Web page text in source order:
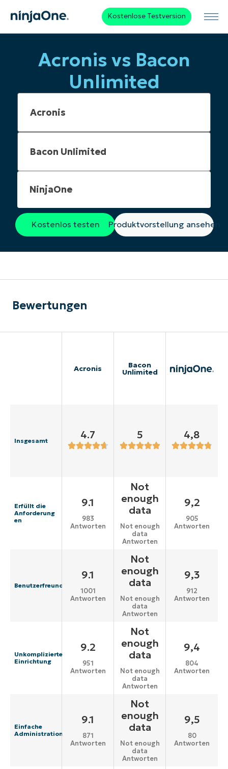
Kostenlose Testversion
Acronis vs Bacon
Unlimited
NinjaOne
Kostenlos testen Produktvorstellung ansehen
Bewertungen
Acronis Bacon
Unlimited
Insgesamt 4.7 5 4,8
Erfüllt die
Anforderung
en
9.1
983
Antworten
Not
enough
data
Not enough
data
Antworten
9,2
905
Antworten
Benutzerfreundlichkeit
9.1
1001
Antworten
Not
enough
data
Not enough
data
Antworten
9,3
912
Antworten
Unkomplizierte
Einrichtung
9.2
951
Antworten
Not
enough
data
Not enough
data
Antworten
9,4
804
Antworten
Einfache
Administration
9.1
871
Antworten
Not
enough
data
Not enough
data
Antworten
9,5
80
Antworten